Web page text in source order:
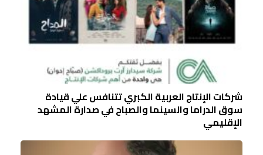
شركات الإنتاج العربية الكبري تتنافس علي قيادة
سوق الدراما والسينما والصباح في صدارة المشهد
الإقليمي